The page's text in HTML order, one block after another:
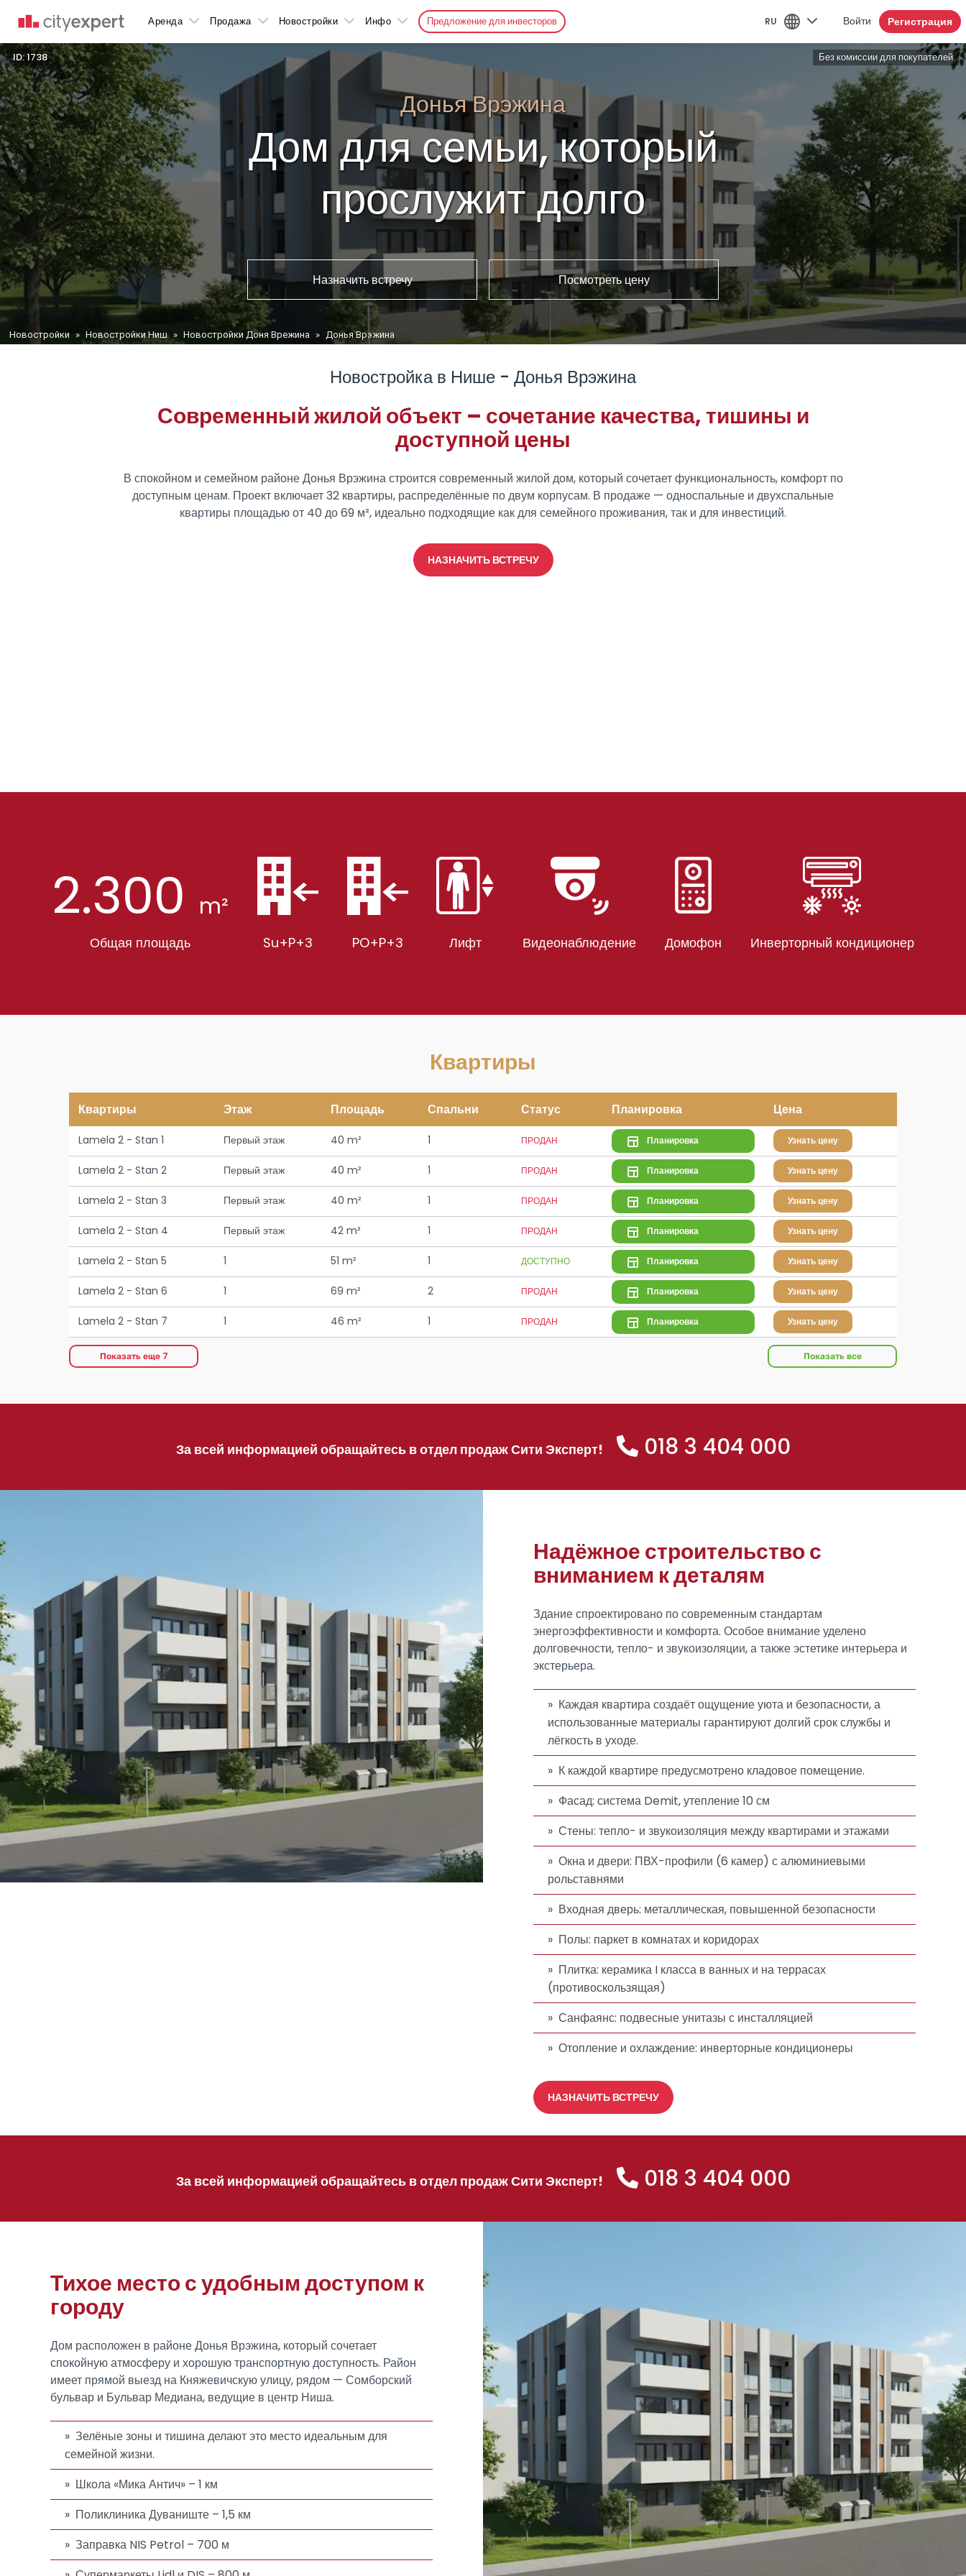
RU
Аренда Продажа Новостройки Инфо Предложение для инвесторов Войти Регистрация
ID: 1738 Без комиссии для покупателей
Донья Врэжина
Дом для семьи, который
прослужит долго
Назначить встречу Посмотреть цену
You are here
Новостройки » Новостройки Ниш » Новостройки Доня Врежина » Донья Врэжина
Новостройка в Нише - Донья Врэжина
Современный жилой объект – сочетание качества, тишины и
доступной цены
В спокойном и семейном районе Донья Врэжина строится современный жилой дом, который сочетает функциональность, комфорт по
доступным ценам. Проект включает 32 квартиры, распределённые по двум корпусам. В продаже — односпальные и двухспальные
квартиры площадью от 40 до 69 м², идеально подходящие как для семейного проживания, так и для инвестиций.
НАЗНАЧИТЬ ВСТРЕЧУ
2.300 m²
Общая площадь Su+P+3 PO+P+3 Лифт Видеонаблюдение Домофон Инверторный кондиционер
Квартиры
Квартиры Этаж Площадь Спальни Статус Планировка Цена
Lamela 2 - Stan 1 Первый этаж 40 m² 1 ПРОДАН Планировка Узнать цену
Lamela 2 - Stan 2 Первый этаж 40 m² 1 ПРОДАН Планировка Узнать цену
Lamela 2 - Stan 3 Первый этаж 40 m² 1 ПРОДАН Планировка Узнать цену
Lamela 2 - Stan 4 Первый этаж 42 m² 1 ПРОДАН Планировка Узнать цену
Lamela 2 - Stan 5 1 51 m² 1 ДОСТУПНО Планировка Узнать цену
Lamela 2 - Stan 6 1 69 m² 2 ПРОДАН Планировка Узнать цену
Lamela 2 - Stan 7 1 46 m² 1 ПРОДАН Планировка Узнать цену
Показать еще 7 Показать все
За всей информацией обращайтесь в отдел продаж Сити Эксперт! 018 3 404 000
Надёжное строительство с
вниманием к деталям
Здание спроектировано по современным стандартам
энергоэффективности и комфорта. Особое внимание уделено
долговечности, тепло- и звукоизоляции, а также эстетике интерьера и
экстерьера.
Каждая квартира создаёт ощущение уюта и безопасности, а
использованные материалы гарантируют долгий срок службы и
лёгкость в уходе.
К каждой квартире предусмотрено кладовое помещение.
Фасад: система Demit, утепление 10 см
Стены: тепло- и звукоизоляция между квартирами и этажами
Окна и двери: ПВХ-профили (6 камер) с алюминиевыми
рольставнями
Входная дверь: металлическая, повышенной безопасности
Полы: паркет в комнатах и коридорах
Плитка: керамика I класса в ванных и на террасах
(противоскользящая)
Санфаянс: подвесные унитазы с инсталляцией
Отопление и охлаждение: инверторные кондиционеры
НАЗНАЧИТЬ ВСТРЕЧУ
За всей информацией обращайтесь в отдел продаж Сити Эксперт! 018 3 404 000
Тихое место с удобным доступом к
городу
Дом расположен в районе Донья Врэжина, который сочетает
спокойную атмосферу и хорошую транспортную доступность. Район
имеет прямой выезд на Княжевичскую улицу, рядом — Сомборский
бульвар и Бульвар Медиана, ведущие в центр Ниша.
Зелёные зоны и тишина делают это место идеальным для
семейной жизни.
Школа «Мика Антич» – 1 км
Поликлиника Дуваниште – 1,5 км
Заправка NIS Petrol – 700 м